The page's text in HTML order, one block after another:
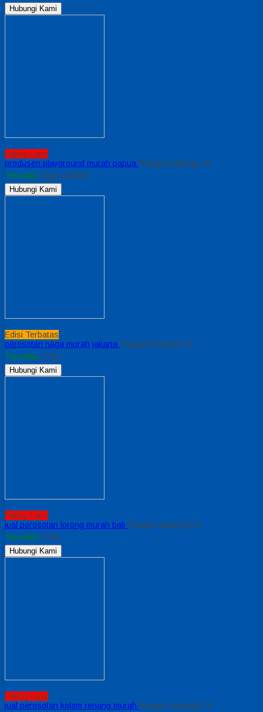
Hubungi Kami
Paling Laris
produsen playground murah papua *Harga Hubungi CS
Tersedia / pgn outdoor
Hubungi Kami
Edisi Terbatas
perosotan naga murah jakarta *Harga Hubungi CS
Tersedia / 110
Hubungi Kami
Paling Laris
jual perosotan lorong murah bali *Harga Hubungi CS
Tersedia / 109
Hubungi Kami
Paling Laris
jual perosotan kolam renang murah *Harga Hubungi CS